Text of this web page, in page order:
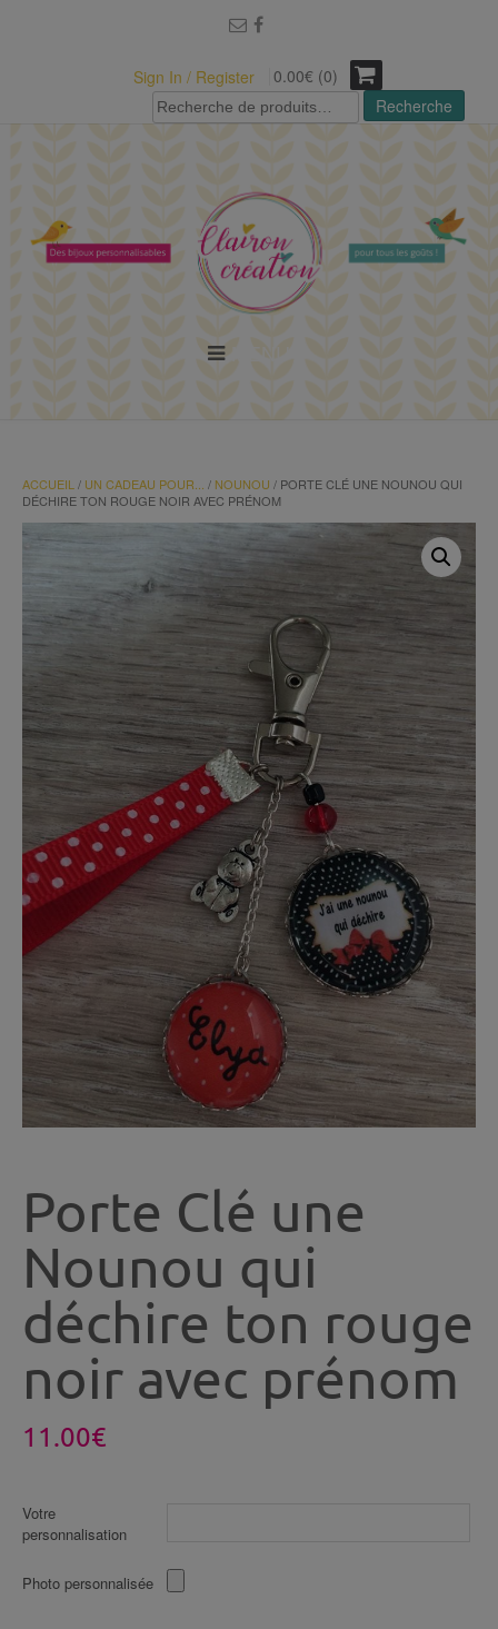
Sign In / Register
0.00€ (0)
Recherche
pour :
Recherche
ACCUEIL / UN CADEAU POUR... / NOUNOU / PORTE CLÉ UNE NOUNOU QUI
DÉCHIRE TON ROUGE NOIR AVEC PRÉNOM
Porte Clé une
Nounou qui
déchire ton rouge
noir avec prénom
11.00€
Votre
personnalisation
Photo personnalisée